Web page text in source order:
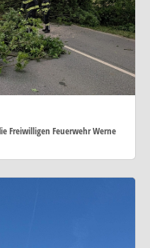
Freiwilligen Feuerwehr Werne